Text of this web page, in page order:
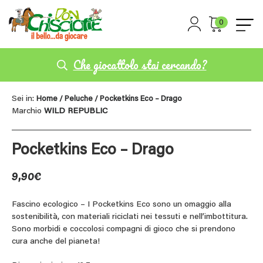
0
Che giocattolo stai cercando?
Sei in: Home / Peluche / Pocketkins Eco – Drago
Marchio WILD REPUBLIC
Pocketkins Eco – Drago
9,90€
Fascino ecologico – I Pocketkins Eco sono un omaggio alla
sostenibilità, con materiali riciclati nei tessuti e nell’imbottitura.
Sono morbidi e coccolosi compagni di gioco che si prendono
cura anche del pianeta!